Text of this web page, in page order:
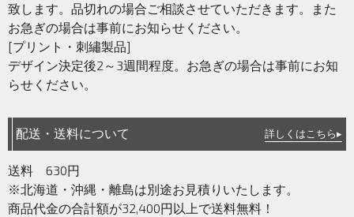
致します。品切れの場合ご相談させていただきます。また
お急ぎの場合は事前にお知らせください。
[プリント・刺繡製品]
デザイン決定後2～3週間程度。お急ぎの場合は事前にお知
らせください。
配送・送料について 詳しくはこちら▸
送料 630円
※北海道・沖縄・離島は別途お見積りいたします。
商品代金の合計額が32,400円以上で送料無料！